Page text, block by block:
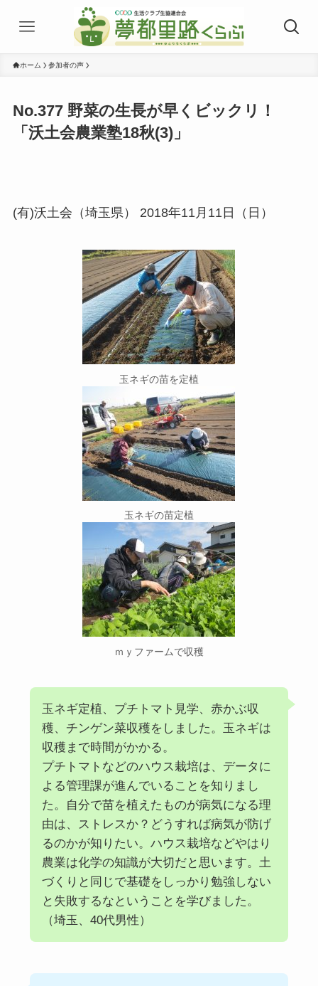
ホーム 参加者の声
No.377 野菜の生長が早くビックリ！
「沃土会農業塾18秋(3)」
(有)沃土会（埼玉県） 2018年11月11日（日）
玉ネギの苗を定植
玉ネギの苗定植
ｍｙファームで収穫
玉ネギ定植、プチトマト見学、赤かぶ収
穫、チンゲン菜収穫をしました。玉ネギは
収穫まで時間がかかる。
プチトマトなどのハウス栽培は、データに
よる管理課が進んでいることを知りまし
た。自分で苗を植えたものが病気になる理
由は、ストレスか？どうすれば病気が防げ
るのかが知りたい。ハウス栽培などやはり
農業は化学の知識が大切だと思います。土
づくりと同じで基礎をしっかり勉強しない
と失敗するなということを学びました。
（埼玉、40代男性）